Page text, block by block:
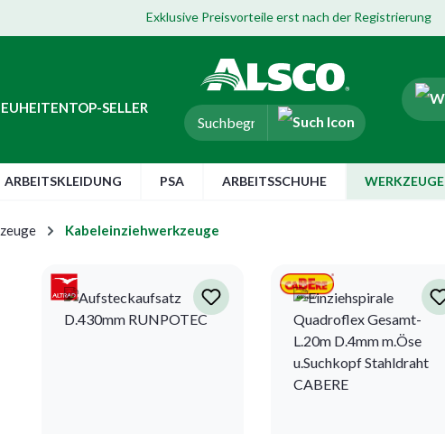
Exklusive Preisvorteile erst nach der Registrierung
TOP-SELLER
ARBEITSKLEIDUNG PSA ARBEITSSCHUHE WERKZEUGE
Kabeleinziehwerkzeuge